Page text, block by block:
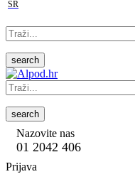
SR
search
search
Nazovite nas
01 2042 406
Prijava